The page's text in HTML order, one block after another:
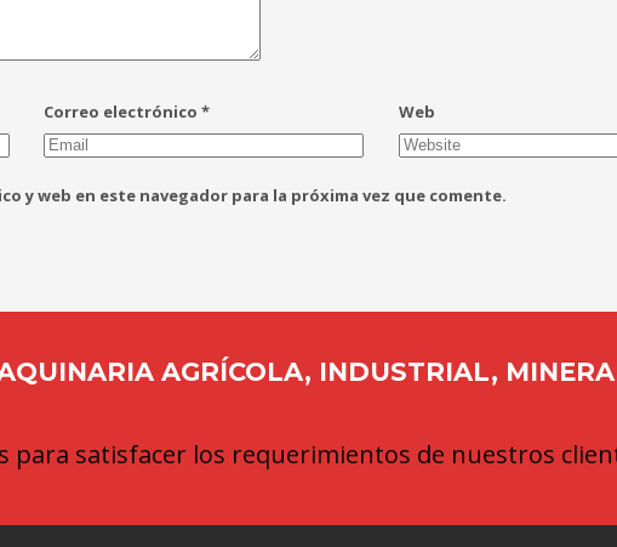
Correo electrónico* Web
y web en este navegador para la próxima vez que comente.
AGRÍCOLA, INDUSTRIAL,
para satisfacer los requerimientos de nuestros